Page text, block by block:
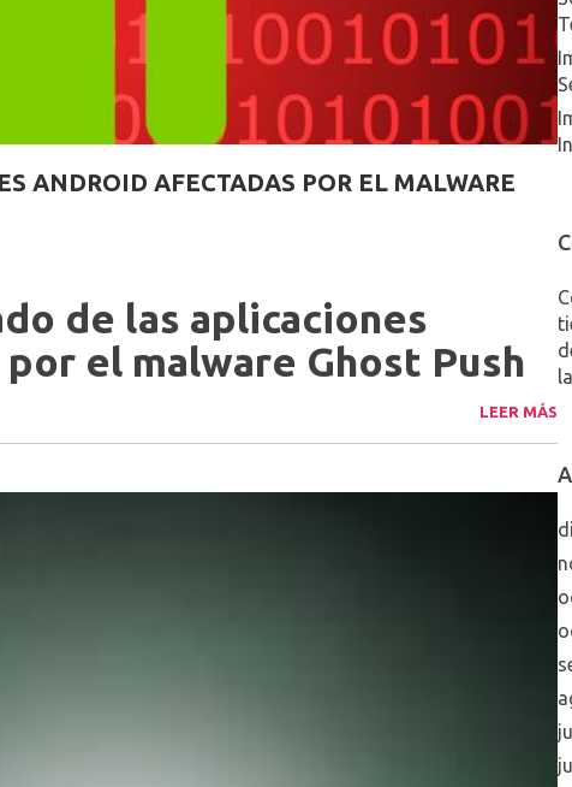
ANDROID AFECTADAS POR EL MALWARE
de las aplicaciones
el malware Ghost Push
LEER MÁS